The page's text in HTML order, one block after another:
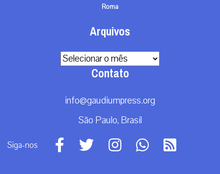
Roma
Arquivos
Arquivos
Contato
info@gaudiumpress.org
São Paulo, Brasil
Siga-nos